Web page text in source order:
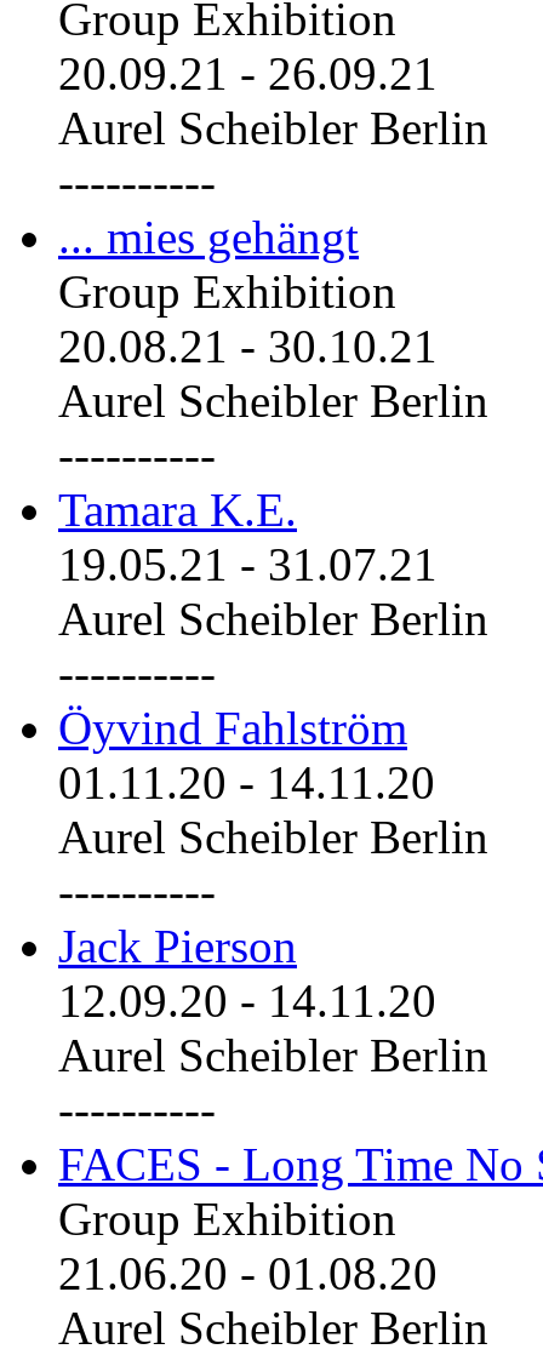
Group Exhibition
20.09.21 - 26.09.21
Aurel Scheibler Berlin
----------
... mies gehängt
Group Exhibition
20.08.21 - 30.10.21
Aurel Scheibler Berlin
----------
Tamara K.E.
19.05.21 - 31.07.21
Aurel Scheibler Berlin
----------
Öyvind Fahlström
01.11.20 - 14.11.20
Aurel Scheibler Berlin
----------
Jack Pierson
12.09.20 - 14.11.20
Aurel Scheibler Berlin
----------
FACES - Long Time No
Group Exhibition
21.06.20 - 01.08.20
Aurel Scheibler Berlin